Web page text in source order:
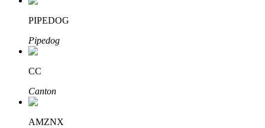
احصل على أرباح طويلة الأجل وفوائد مرنة
PIPEDOG
Pipedog
CC
Canton
AMZNX